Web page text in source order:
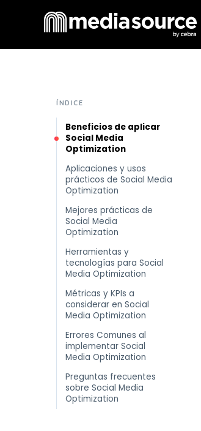
ÍNDICE
Beneficios de aplicar
Social Media
Optimization
Aplicaciones y usos
prácticos de Social Media
Optimization
Mejores prácticas de
Social Media
Optimization
Herramientas y
tecnologías para Social
Media Optimization
Métricas y KPIs a
considerar en Social
Media Optimization
Errores Comunes al
implementar Social
Media Optimization
Preguntas frecuentes
sobre Social Media
Optimization